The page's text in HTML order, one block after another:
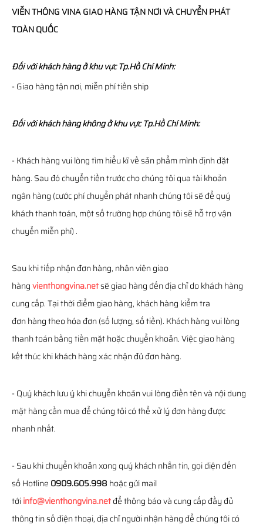
VIỄN THÔNGVINAGIAO HÀNG TẬN NƠI VÀ CHUYỂN PHÁT
TOÀN QUỐC
Đối với khách hàng ở khu vực Tp.Hồ Chí Minh:
- Giao hàng tận nơi, miễn phí tiền ship
Đối với khách hàng không ở khu vực Tp.Hồ Chí Minh:
- Khách hàng vui lòng tìm hiểu kĩ về sản phẩm mình định đặt
hàng. Sau đó chuyển tiền trước cho chúng tôi qua tài khoản
ngân hàng (cước phí chuyển phát nhanh chúng tôi sẽ để quý
khách thanh toán, một số trường hợp chúng tôi sẽ hỗ trợ vận
chuyển miễn phí) .
Sau khi tiếp nhận đơn hàng, nhân viên giao
hàngvienthongvina.netsẽ giao hàng đến địa chỉ do khách hàng
cung cấp. Tại thời điểm giao hàng, khách hàng kiểm tra
đơn hàng theo hóa đơn (số lượng, số tiền). Khách hàng vui lòng
thanh toán bằng tiền mặt hoặc chuyển khoản. Việc giao hàng
kết thúc khi khách hàng xác nhận đủ đơn hàng.
- Quý khách lưu ý khi chuyển khoản vui lòng điền tên và nội dung
mặt hàng cần mua để chúng tôi có thể xử lý đơn hàng được
nhanh nhất.
- Sau khi chuyển khoản xong quý khách nhắn tin, gọi điện đến
số Hotline 0909.605.998 hoặc gửi mail
tớiinfo@vienthongvina.netđể thông báo và cung cấp đầy đủ
thông tin số điện thoại, địa chỉ người nhận hàng để chúng tôi có